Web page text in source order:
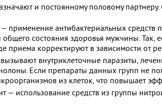
и постоянному половому
применение антибактериальных
состояния здоровья мужчины.
приема корректируют в зависимости от
внутриклеточные паразиты,
Если препараты данных групп не
из клеток, что повышает
— использование средств из группы